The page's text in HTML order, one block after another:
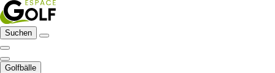
Suchen
Golfbälle